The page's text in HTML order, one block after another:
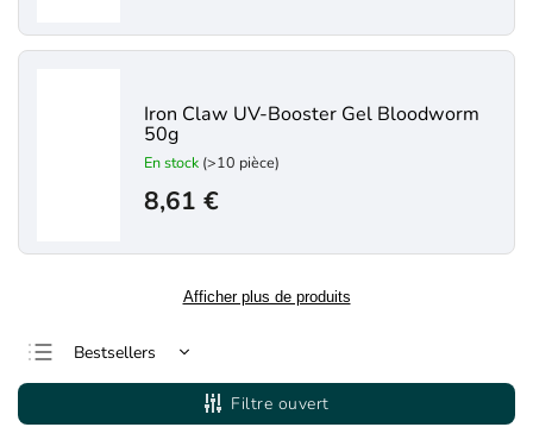
Iron Claw UV-Booster Gel Bloodworm
50g
En stock (>10 pièce)
8,61 €
Afficher plus de produits
Bestsellers
Le moins cher
Le plus cher
Filtre ouvert